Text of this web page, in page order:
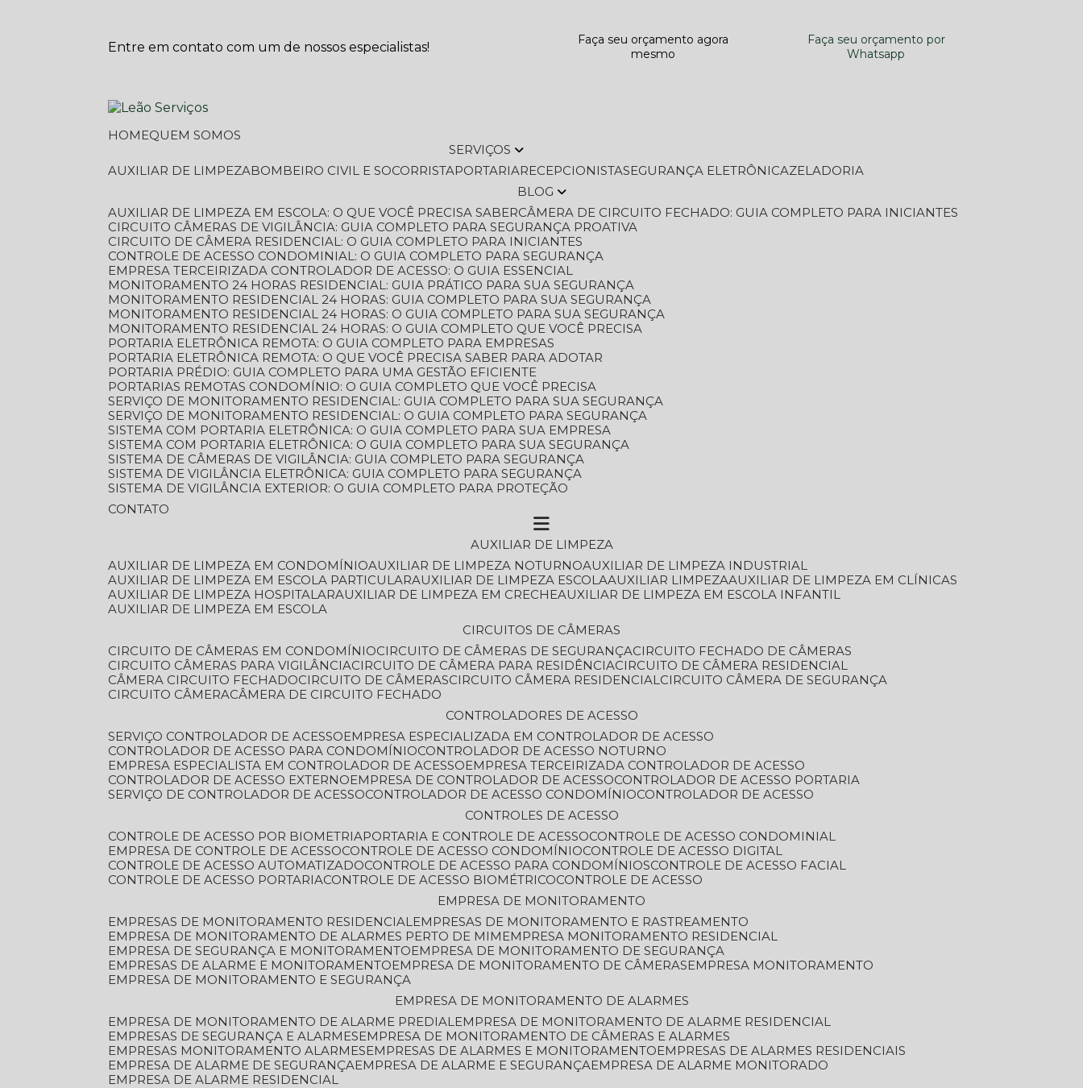
Entre em contato com um de nossos especialistas!
Faça seu orçamento agora
mesmo
Faça seu orçamento por
Whatsapp
HOME
QUEM SOMOS
SERVIÇOS
AUXILIAR DE LIMPEZA
BOMBEIRO CIVIL E SOCORRISTA PORTARIA RECEPCIONISTA SEGURANÇA ELETRÔNICA
ZELADORIA
BLOG
AUXILIAR DE LIMPEZA EM ESCOLA: O QUE VOCÊ PRECISA SABER
CÂMERA DE CIRCUITO FECHADO: GUIA COMPLETO PARA INICIANTES
CIRCUITO CÂMERAS DE VIGILÂNCIA: GUIA COMPLETO PARA SEGURANÇA PROATIVA
CIRCUITO DE CÂMERA RESIDENCIAL: O GUIA COMPLETO PARA INICIANTES
CONTROLE DE ACESSO CONDOMINIAL: O GUIA COMPLETO PARA SEGURANÇA
EMPRESA TERCEIRIZADA CONTROLADOR DE ACESSO: O GUIA ESSENCIAL
MONITORAMENTO 24 HORAS RESIDENCIAL: GUIA PRÁTICO PARA SUA SEGURANÇA
MONITORAMENTO RESIDENCIAL 24 HORAS: GUIA COMPLETO PARA SUA SEGURANÇA
MONITORAMENTO RESIDENCIAL 24 HORAS: O GUIA COMPLETO PARA SUA SEGURANÇA
MONITORAMENTO RESIDENCIAL 24 HORAS: O GUIA COMPLETO QUE VOCÊ PRECISA
PORTARIA ELETRÔNICA REMOTA: O GUIA COMPLETO PARA EMPRESAS
PORTARIA ELETRÔNICA REMOTA: O QUE VOCÊ PRECISA SABER PARA ADOTAR
PORTARIA PRÉDIO: GUIA COMPLETO PARA UMA GESTÃO EFICIENTE
PORTARIAS REMOTAS CONDOMÍNIO: O GUIA COMPLETO QUE VOCÊ PRECISA
SERVIÇO DE MONITORAMENTO RESIDENCIAL: GUIA COMPLETO PARA SUA SEGURANÇA
SERVIÇO DE MONITORAMENTO RESIDENCIAL: O GUIA COMPLETO PARA SEGURANÇA
SISTEMA COM PORTARIA ELETRÔNICA: O GUIA COMPLETO PARA SUA EMPRESA
SISTEMA COM PORTARIA ELETRÔNICA: O GUIA COMPLETO PARA SUA SEGURANÇA
SISTEMA DE CÂMERAS DE VIGILÂNCIA: GUIA COMPLETO PARA SEGURANÇA
SISTEMA DE VIGILÂNCIA ELETRÔNICA: GUIA COMPLETO PARA SEGURANÇA
SISTEMA DE VIGILÂNCIA EXTERIOR: O GUIA COMPLETO PARA PROTEÇÃO
CONTATO
AUXILIAR DE LIMPEZA
AUXILIAR DE LIMPEZA EM CONDOMÍNIO
AUXILIAR DE LIMPEZA NOTURNO
AUXILIAR DE LIMPEZA INDUSTRIAL
AUXILIAR DE LIMPEZA EM ESCOLA PARTICULAR
AUXILIAR DE LIMPEZA ESCOLA AUXILIAR LIMPEZA
AUXILIAR DE LIMPEZA EM CLÍNICAS
AUXILIAR DE LIMPEZA HOSPITALAR
AUXILIAR DE LIMPEZA EM CRECHE
AUXILIAR DE LIMPEZA EM ESCOLA INFANTIL
AUXILIAR DE LIMPEZA EM ESCOLA
CIRCUITOS DE CÂMERAS
CIRCUITO DE CÂMERAS EM CONDOMÍNIO
CIRCUITO DE CÂMERAS DE SEGURANÇA
CIRCUITO FECHADO DE CÂMERAS
CIRCUITO CÂMERAS PARA VIGILÂNCIA
CIRCUITO DE CÂMERA PARA RESIDÊNCIA
CIRCUITO DE CÂMERA RESIDENCIAL
CÂMERA CIRCUITO FECHADO
CIRCUITO DE CÂMERAS CIRCUITO CÂMERA RESIDENCIAL
CIRCUITO CÂMERA DE SEGURANÇA
CIRCUITO CÂMERA
CÂMERA DE CIRCUITO FECHADO
CONTROLADORES DE ACESSO
SERVIÇO CONTROLADOR DE ACESSO
EMPRESA ESPECIALIZADA EM CONTROLADOR DE ACESSO
CONTROLADOR DE ACESSO PARA CONDOMÍNIO
CONTROLADOR DE ACESSO NOTURNO
EMPRESA ESPECIALISTA EM CONTROLADOR DE ACESSO
EMPRESA TERCEIRIZADA CONTROLADOR DE ACESSO
CONTROLADOR DE ACESSO EXTERNO
EMPRESA DE CONTROLADOR DE ACESSO
CONTROLADOR DE ACESSO PORTARIA
SERVIÇO DE CONTROLADOR DE ACESSO
CONTROLADOR DE ACESSO CONDOMÍNIO
CONTROLADOR DE ACESSO
CONTROLES DE ACESSO
CONTROLE DE ACESSO POR BIOMETRIA
PORTARIA E CONTROLE DE ACESSO
CONTROLE DE ACESSO CONDOMINIAL
EMPRESA DE CONTROLE DE ACESSO
CONTROLE DE ACESSO CONDOMÍNIO
CONTROLE DE ACESSO DIGITAL
CONTROLE DE ACESSO AUTOMATIZADO
CONTROLE DE ACESSO PARA CONDOMÍNIOS
CONTROLE DE ACESSO FACIAL
CONTROLE DE ACESSO PORTARIA CONTROLE DE ACESSO BIOMÉTRICO
CONTROLE DE ACESSO
EMPRESA DE MONITORAMENTO
EMPRESAS DE MONITORAMENTO RESIDENCIAL
EMPRESAS DE MONITORAMENTO E RASTREAMENTO
EMPRESA DE MONITORAMENTO DE ALARMES PERTO DE MIM
EMPRESA MONITORAMENTO RESIDENCIAL
EMPRESA DE SEGURANÇA E MONITORAMENTO
EMPRESA DE MONITORAMENTO DE SEGURANÇA
EMPRESAS DE ALARME E MONITORAMENTO
EMPRESA DE MONITORAMENTO DE CÂMERAS
EMPRESA MONITORAMENTO
EMPRESA DE MONITORAMENTO E SEGURANÇA
EMPRESA DE MONITORAMENTO DE ALARMES
EMPRESA DE MONITORAMENTO DE ALARME PREDIAL
EMPRESA DE MONITORAMENTO DE ALARME RESIDENCIAL
EMPRESAS DE SEGURANÇA E ALARMES
EMPRESA DE MONITORAMENTO DE CÂMERAS E ALARMES
EMPRESAS MONITORAMENTO ALARMES
EMPRESAS DE ALARMES E MONITORAMENTO
EMPRESAS DE ALARMES RESIDENCIAIS
EMPRESA DE ALARME DE SEGURANÇA
EMPRESA DE ALARME E SEGURANÇA
EMPRESA DE ALARME MONITORADO
EMPRESA DE ALARME RESIDENCIAL